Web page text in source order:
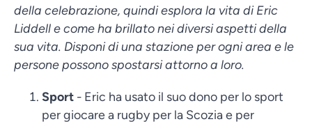
della celebrazione, quindi esplora la vita di Eric
Liddell e come ha brillato nei diversi aspetti della
sua vita. Disponi di una stazione per ogni area e le
persone possono spostarsi attorno a loro.
Sport - Eric ha usato il suo dono per lo sport
per giocare a rugby per la Scozia e per